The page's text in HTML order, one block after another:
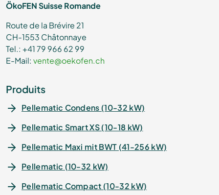
ÖkoFEN Suisse Romande
Route de la Brévire 21
CH-1553 Châtonnaye
Tel.: +41 79 966 62 99
E-Mail: vente@oekofen.ch
Produits
Pellematic Condens (10-32 kW)
Pellematic Smart XS (10-18 kW)
Pellematic Maxi mit BWT (41-256 kW)
Pellematic (10-32 kW)
Pellematic Compact (10-32 kW)